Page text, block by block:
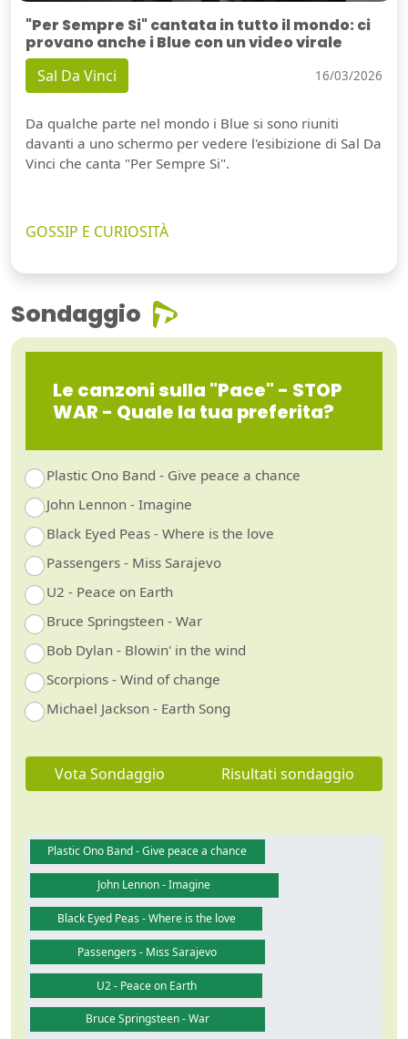
"Per Sempre Si" cantata in tutto il mondo: ci
provano anche i Blue con un video virale
Sal Da Vinci 16/03/2026
Da qualche parte nel mondo i Blue si sono riuniti
davanti a uno schermo per vedere l'esibizione di Sal Da
Vinci che canta "Per Sempre Si".
GOSSIP E CURIOSITÀ
Sondaggio
Le canzoni sulla "Pace" - STOP
WAR - Quale la tua preferita?
Plastic Ono Band - Give peace a chance
John Lennon - Imagine
Black Eyed Peas - Where is the love
Passengers - Miss Sarajevo
U2 - Peace on Earth
Bruce Springsteen - War
Bob Dylan - Blowin' in the wind
Scorpions - Wind of change
Michael Jackson - Earth Song
Vota Sondaggio Risultati sondaggio
Plastic Ono Band - Give peace a chance
John Lennon - Imagine
Black Eyed Peas - Where is the love
Passengers - Miss Sarajevo
U2 - Peace on Earth
Bruce Springsteen - War